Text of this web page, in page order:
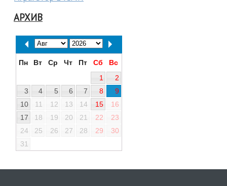
АРХИВ
Пн Вт Ср Чт Пт Сб
Вс
1
2
3
4 5 6 7 8
9
10
11 12 13 14 15
16
17
18 19 20 21 22
23
24
25 26 27 28 29
30
31